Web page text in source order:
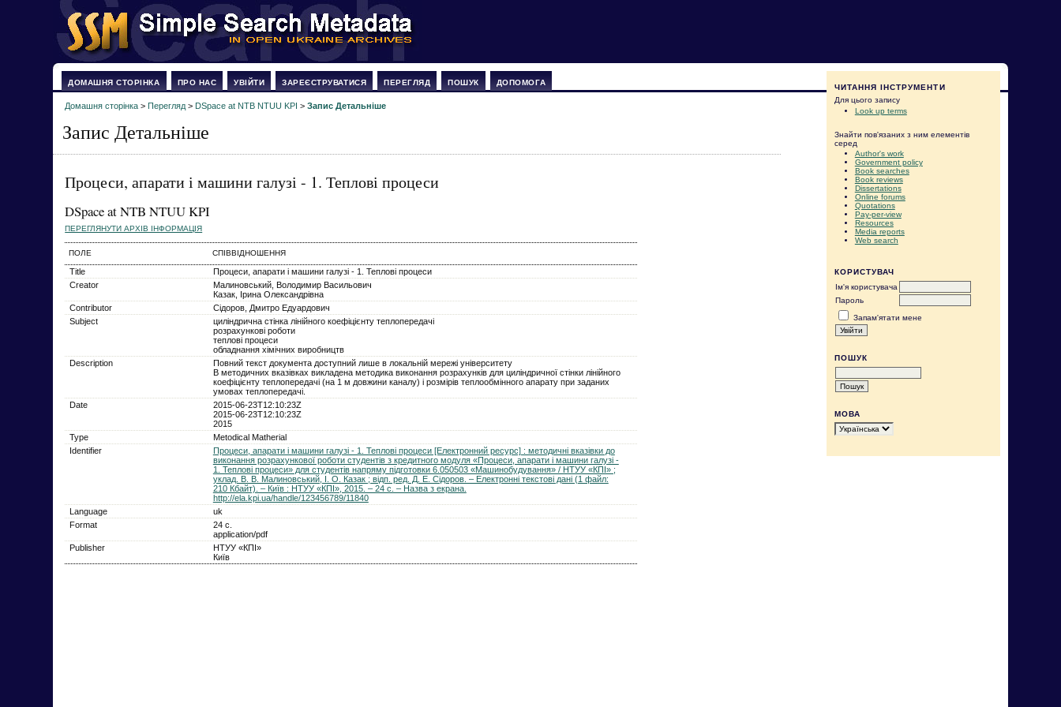
ЧИТАННЯ ІНСТРУМЕНТИ
Для цього запису
Look up terms
Знайти пов'язаних з ним елементів
серед
Author's work
Government policy
Book searches
Book reviews
Dissertations
Online forums
Quotations
Pay-per-view
Resources
Media reports
Web search
КОРИСТУВАЧ
Ім'я користувача
Пароль
Запам'ятати мене
ПОШУК
МОВА
ДОМАШНЯ СТОРІНКА ПРО НАС УВІЙТИ ЗАРЕЄСТРУВАТИСЯ ПЕРЕГЛЯД ПОШУК ДОПОМОГА
Домашня сторінка >Перегляд > DSpace at NTB NTUU KPI >Запис Детальніше
Запис Детальніше
Процеси, апарати і машини галузі - 1. Теплові процеси
DSpace at NTB NTUU KPI
ПЕРЕГЛЯНУТИ АРХІВ ІНФОРМАЦІЯ
ПОЛЕ СПІВВІДНОШЕННЯ
Title
Процеси, апарати і машини галузі - 1. Теплові процеси
Creator
Малиновський, Володимир Васильович
Казак, Ірина Олександрівна
Contributor
Сідоров, Дмитро Едуардович
Subject
циліндрична стінка лінійного коефіцієнту теплопередачі
розрахункові роботи
теплові процеси
обладнання хімічних виробництв
Description
Повний текст документа доступний лише в локальній мережі університету
В методичних вказівках викладена методика виконання розрахунків для циліндричної стінки лінійного
коефіцієнту теплопередачі (на 1 м довжини каналу) і розмірів теплообмінного апарату при заданих
умовах теплопередачі.
Date
2015-06-23T12:10:23Z
2015-06-23T12:10:23Z
2015
Type
Metodical Matherial
Identifier
Процеси, апарати і машини галузі - 1. Теплові процеси [Електронний ресурс] : методичні вказівки до
виконання розрахункової роботи студентів з кредитного модуля «Процеси, апарати і машини галузі -
1. Теплові процеси» для студентів напряму підготовки 6.050503 «Машинобудування» / НТУУ «КПІ» ;
уклад. В. В. Малиновський, І. О. Казак ; відп. ред. Д. Е. Сідоров. – Електронні текстові дані (1 файл:
210 Кбайт). – Київ : НТУУ «КПІ», 2015. – 24 с. – Назва з екрана.
http://ela.kpi.ua/handle/123456789/11840
Language
uk
Format
24 с.
application/pdf
Publisher
НТУУ «КПІ»
Київ